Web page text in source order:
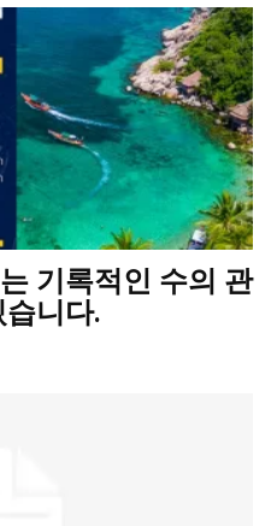
기록적인 수의 관
니다.